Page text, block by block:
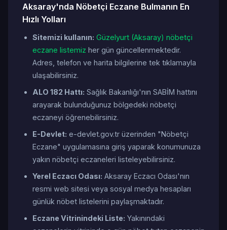
Aksaray'nda Nöbetçi Eczane Bulmanın En
Hızlı Yolları
Sitemizi kullanın: Güzelyurt (Aksaray) nöbetçi
eczane listemiz her gün güncellenmektedir.
Adres, telefon ve harita bilgilerine tek tıklamayla
ulaşabilirsiniz.
ALO 182 Hattı: Sağlık Bakanlığı'nın SABİM hattını
arayarak bulunduğunuz bölgedeki nöbetçi
eczaneyi öğrenebilirsiniz.
E-Devlet: e-devlet.gov.tr üzerinden "Nöbetçi
Eczane" uygulamasına giriş yaparak konumunuza
yakın nöbetçi eczaneleri listeleyebilirsiniz.
Yerel Eczacı Odası: Aksaray Eczacı Odası'nın
resmi web sitesi veya sosyal medya hesapları
günlük nöbet listelerini paylaşmaktadır.
Eczane Vitrinindeki Liste: Yakınındaki